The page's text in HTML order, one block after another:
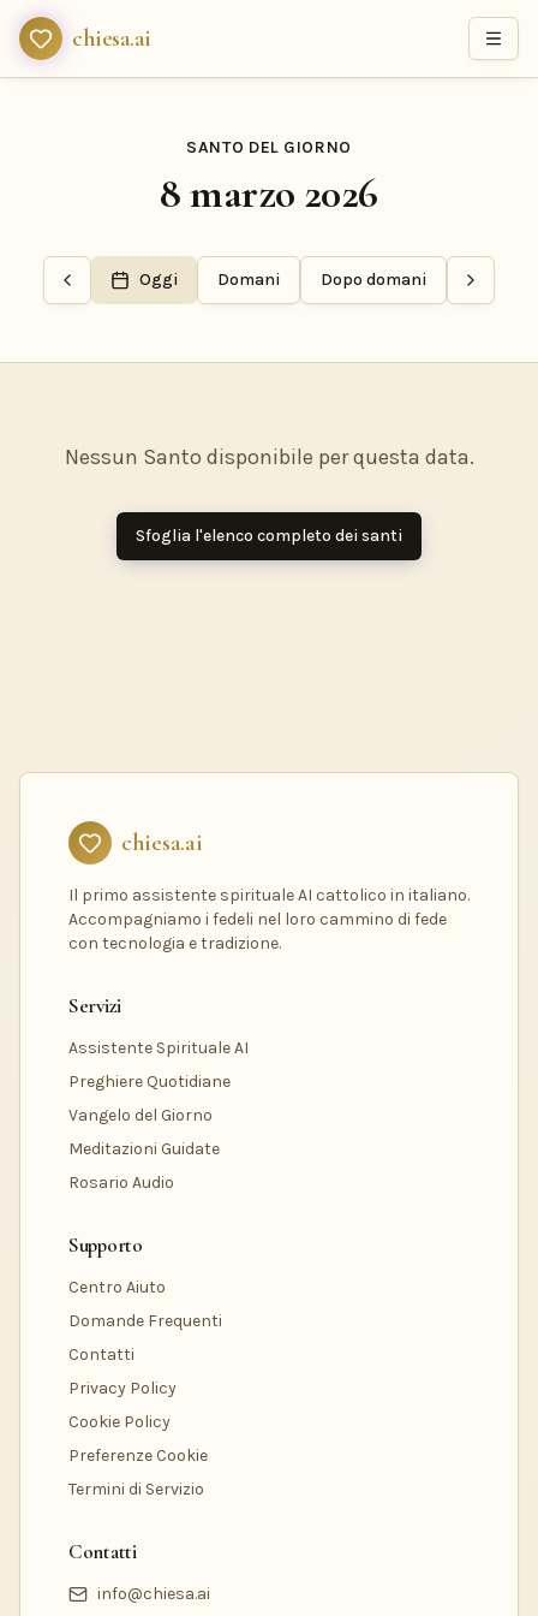
chiesa.ai
SANTO DEL GIORNO
8 marzo 2026
Oggi Domani Dopo domani
Nessun Santo disponibile per questa data.
Sfoglia l'elenco completo dei santi
chiesa.ai
Il primo assistente spirituale AI cattolico in italiano.
Accompagniamo i fedeli nel loro cammino di fede
con tecnologia e tradizione.
Servizi
Assistente Spirituale AI
Preghiere Quotidiane
Vangelo del Giorno
Meditazioni Guidate
Rosario Audio
Supporto
Centro Aiuto
Domande Frequenti
Contatti
Privacy Policy
Cookie Policy
Preferenze Cookie
Termini di Servizio
Contatti
info@chiesa.ai